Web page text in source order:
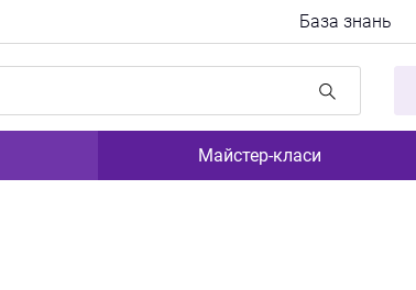
База знань
Майстер-класи